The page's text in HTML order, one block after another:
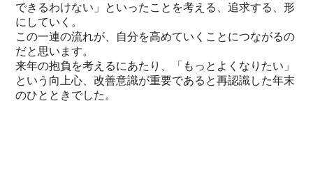
できるわけない」といったことを考える、追求する、形
にしていく。
この一連の流れが、自分を高めていくことにつながるの
だと思います。
来年の抱負を考えるにあたり、「もっとよくなりたい」
という向上心、改善意識が重要であると再認識した年末
のひとときでした。